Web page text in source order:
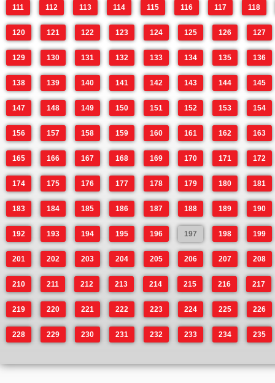
111 112 113 114 115 116 117 118
120 121 122 123 124 125 126 127
129 130 131 132 133 134 135 136
138 139 140 141 142 143 144 145
147 148 149 150 151 152 153 154
156 157 158 159 160 161 162 163
165 166 167 168 169 170 171 172
174 175 176 177 178 179 180 181
183 184 185 186 187 188 189 190
192 193 194 195 196 197 198 199
201 202 203 204 205 206 207 208
210 211 212 213 214 215 216 217
219 220 221 222 223 224 225 226
228 229 230 231 232 233 234 235